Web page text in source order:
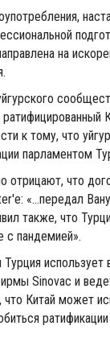
на
к тому, что
парламентом
отрицают, что
«...передал
также, что
с пандемией».
использует
Sinovac и
Китай может